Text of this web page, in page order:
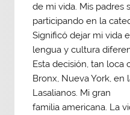
de mi vida. Mis padres
participando en la
Significó dejar mi vida
lengua y cultura
Esta decisión, tan
Bronx, Nueva York, en
Lasalianos. Mi gran
familia americana. La